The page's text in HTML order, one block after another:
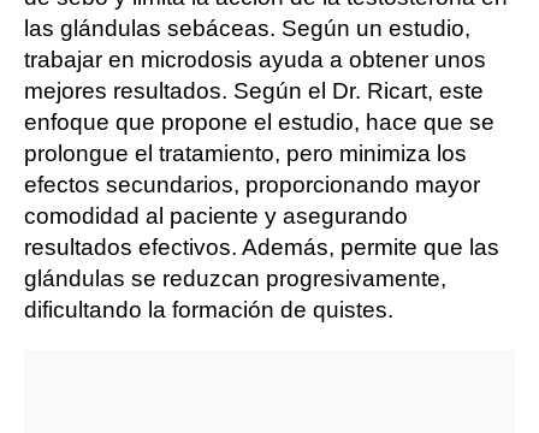
las glándulas sebáceas. Según un estudio,
trabajar en microdosis ayuda a obtener unos
mejores resultados. Según el Dr. Ricart, este
enfoque que propone el estudio, hace que se
prolongue el tratamiento, pero minimiza los
efectos secundarios, proporcionando mayor
comodidad al paciente y asegurando
resultados efectivos. Además, permite que las
glándulas se reduzcan progresivamente,
dificultando la formación de quistes.